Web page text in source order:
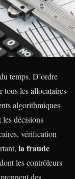
temps. D’ordre
tous les allocataires
algorithmiques
les décisions
vérification
la fraude
les contrôleurs
des